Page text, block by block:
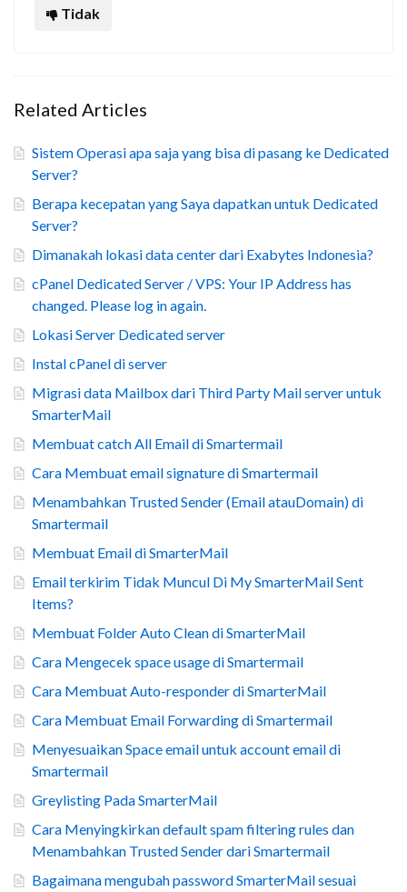
Tidak
Related Articles
Sistem Operasi apa saja yang bisa di pasang ke Dedicated
Server?
Berapa kecepatan yang Saya dapatkan untuk Dedicated
Server?
Dimanakah lokasi data center dari Exabytes Indonesia?
cPanel Dedicated Server / VPS: Your IP Address has
changed. Please log in again.
Lokasi Server Dedicated server
Instal cPanel di server
Migrasi data Mailbox dari Third Party Mail server untuk
SmarterMail
Membuat catch All Email di Smartermail
Cara Membuat email signature di Smartermail
Menambahkan Trusted Sender (Email atauDomain) di
Smartermail
Membuat Email di SmarterMail
Email terkirim Tidak Muncul Di My SmarterMail Sent
Items?
Membuat Folder Auto Clean di SmarterMail
Cara Mengecek space usage di Smartermail
Cara Membuat Auto-responder di SmarterMail
Cara Membuat Email Forwarding di Smartermail
Menyesuaikan Space email untuk account email di
Smartermail
Greylisting Pada SmarterMail
Cara Menyingkirkan default spam filtering rules dan
Menambahkan Trusted Sender dari Smartermail
Bagaimana mengubah password SmarterMail sesuai